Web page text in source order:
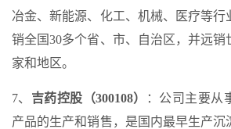
冶金、新能源、化工、机械、医疗等行
销全国30多个省、市、自治区，并远销
家和地区。
7、 吉药控股（300108）
：公司主要从
产品的生产和销售，是国内最早生产沉